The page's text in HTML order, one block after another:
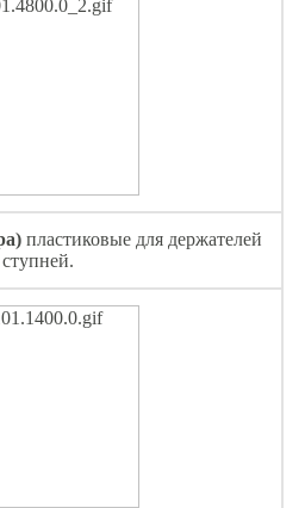
пластиковые для держателей
ступней.